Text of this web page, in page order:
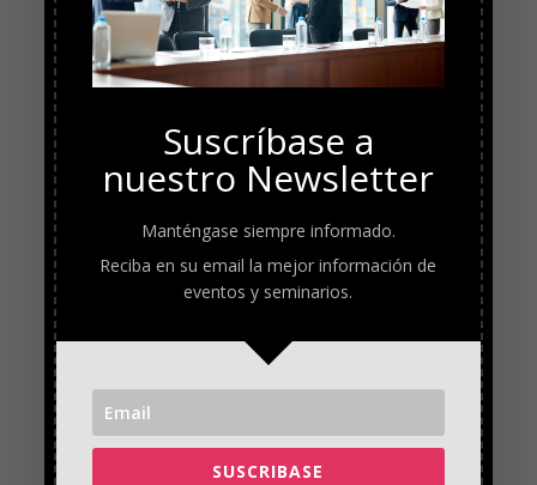
Suscríbase a
nuestro Newsletter
Manténgase siempre informado.
Reciba en su email la mejor información de
eventos y seminarios.
SUSCRIBASE